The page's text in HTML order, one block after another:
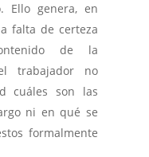
Ello genera, en
falta de certeza
de la
trabajador no
cuáles son las
ni en qué se
formalmente